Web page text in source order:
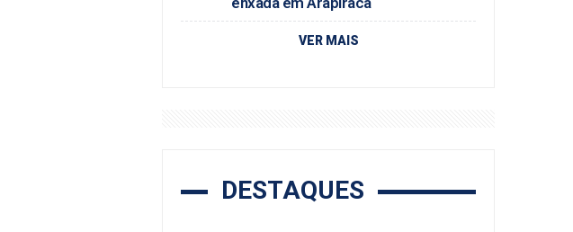
VER MAIS
DESTAQUES